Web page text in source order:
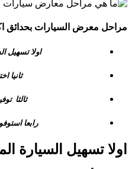
مراحل معرض السيارات بحدائق
اولا تسهيل
ثانيا
ثالثا
رابعا
اولا تسهيل السيارة